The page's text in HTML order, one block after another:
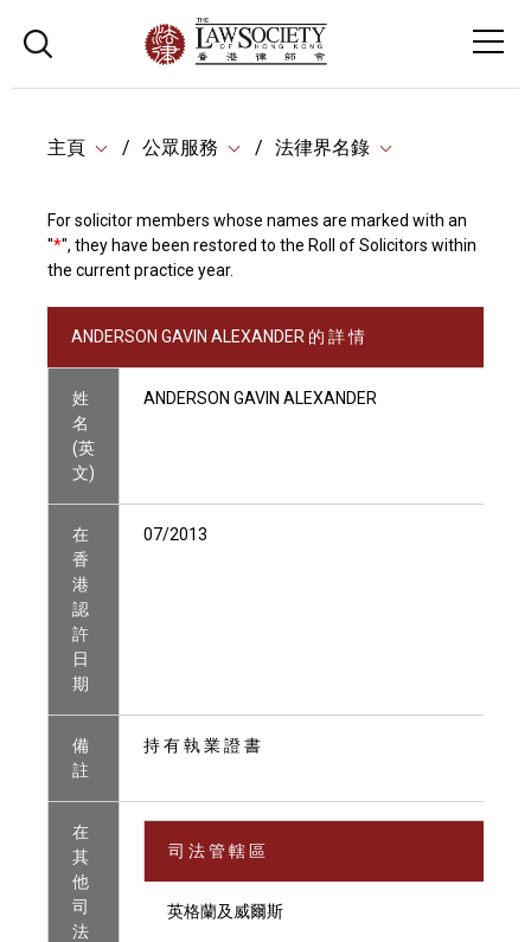
主頁 公眾服務 法律界名錄
For solicitor members whose names are marked with an
"*", they have been restored to the Roll of Solicitors within
the current practice year.
ANDERSON GAVIN ALEXANDER 的 詳 情
姓
名
(英
文)
ANDERSON GAVIN ALEXANDER
在
香
港
認
許
日
期
07/2013
備
註
持 有 執 業 證 書
在
其
他
司
法
司 法 管 轄 區
英格蘭及威爾斯